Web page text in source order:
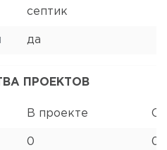
септик
да
ПРОЕКТОВ
В проекте
0 0